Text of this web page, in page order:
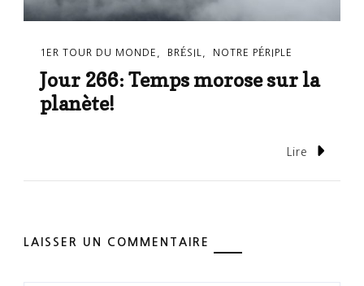
1ER TOUR DU MONDE BRÉSIL NOTRE PÉRIPLE
Jour 266: Temps morose sur la
planète!
Lire
LAISSER UN COMMENTAIRE